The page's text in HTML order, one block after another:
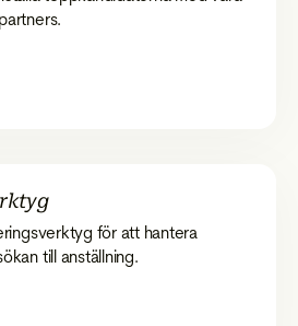
för att hantera
till anställning.